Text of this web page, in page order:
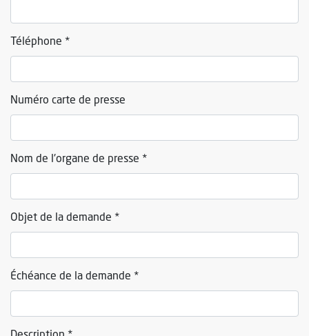
Téléphone *
Numéro carte de presse
Nom de l'organe de presse *
Objet de la demande *
Échéance de la demande *